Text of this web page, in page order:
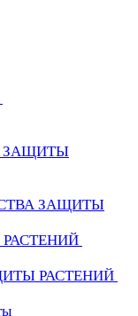
ЗАЩИТЫ
ЗАЩИТЫ
РАСТЕНИЙ